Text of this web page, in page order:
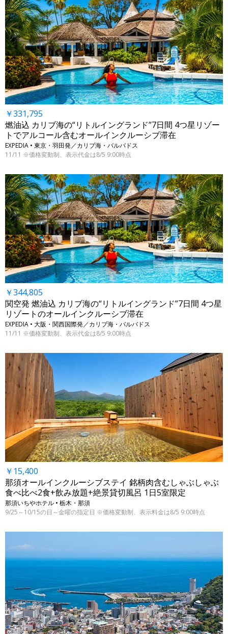
￥331,795
燃油込 カリブ海の“リトルイングランド”7日間 4つ星リゾー
トでアルコール含むオールインクルーシブ滞在
EXPEDIA • 東京・羽田発／カリブ海・バルバドス
11/11 ※価格変動制、表示代金は8/5 9:00時点
￥344,805
関空発 燃油込 カリブ海の“リトルイングランド”7日間 4つ星
リゾートのオールインクルーシブ滞在
EXPEDIA • 大阪・関西国際発／カリブ海・バルバドス
11/11 ※価格変動制、表示代金は8/5 9:00時点
￥15,400
那須オールインクルーシブステイ 銘柄肉含むしゃぶしゃぶ
食べ比べ2食+飲み放題+絶景貸切風呂 1日5室限定
那須いちやホテル • 栃木・那須
9/25～10/15の日～金曜の指定日 ※価格変動制、表示料金は8/5 9:00時点